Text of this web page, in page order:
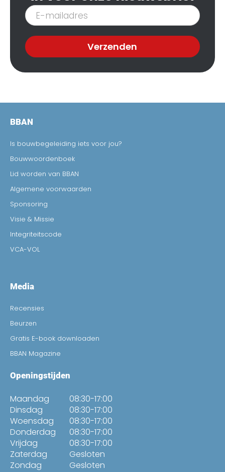
Inschrijven
nieuwsbrief
Verzenden
BBAN
Is bouwbegeleiding iets voor jou?
Bouwwoordenboek
Lid worden van BBAN
Algemene voorwaarden
Sponsoring
Visie & Missie
Integriteitscode
VCA-VOL
Media
Recensies
Beurzen
Gratis E-book downloaden
BBAN Magazine
Openingstijden
Maandag
Dinsdag
Woensdag
Donderdag
Vrijdag
Zaterdag
Zondag
08:30-17:00
08:30-17:00
08:30-17:00
08:30-17:00
08:30-17:00
Gesloten
Gesloten